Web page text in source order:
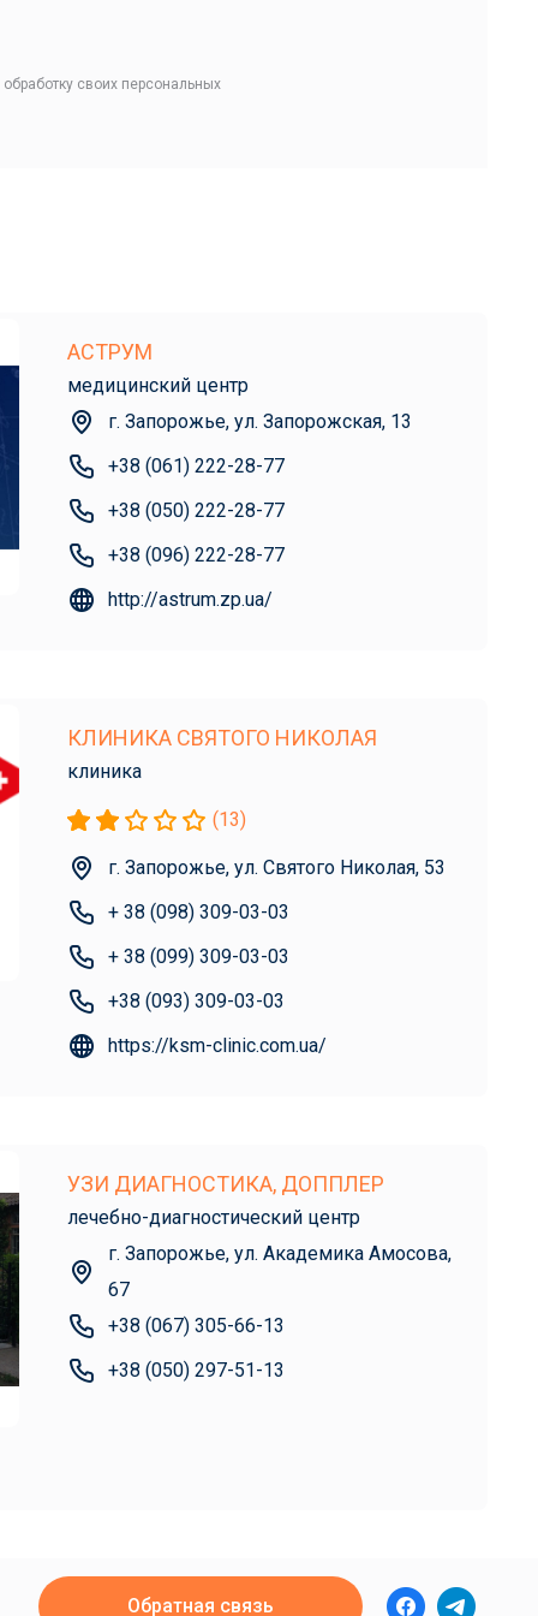
своих персональных
АСТРУМ
медицинский центр
г. Запорожье, ул. Запорожская, 13
+38 (061) 222-28-77
+38 (050) 222-28-77
+38 (096) 222-28-77
http://astrum.zp.ua/
КЛИНИКА СВЯТОГО НИКОЛАЯ
клиника
(13)
г. Запорожье, ул. Святого Николая, 53
+ 38 (098) 309-03-03
+ 38 (099) 309-03-03
+38 (093) 309-03-03
https://ksm-clinic.com.ua/
УЗИ ДИАГНОСТИКА, ДОППЛЕР
лечебно-диагностический центр
г. Запорожье, ул. Академика Амосова,
67
+38 (067) 305-66-13
+38 (050) 297-51-13
Обратная связь